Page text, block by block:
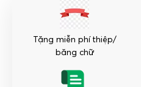
lượng
Tặng miễn phí thiệp/
băng chữ